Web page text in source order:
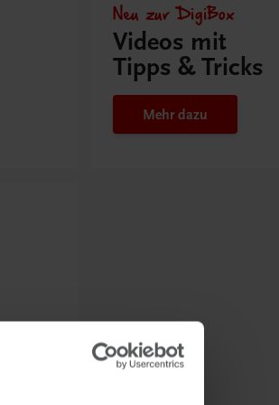
Neu zur DigiBox
Videos mit
Tipps & Tricks
Mehr dazu